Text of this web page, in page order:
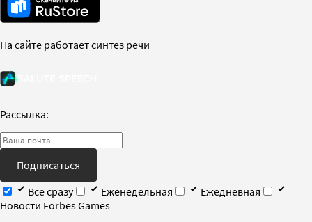
На сайте работает синтез речи
Рассылка:
Подписаться
Все сразу
Еженедельная
Ежедневная
Новости Forbes Games